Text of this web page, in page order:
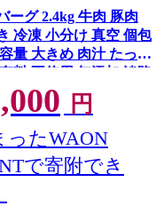
ーグ 2.4kg 牛肉 豚肉
冷凍 小分け 真空 個包
量 大きめ 肉汁 たっぷ
料 不使用 無添加 淡路
ぎ ビーフ ポーク 牛
合いびき肉 挽肉 お弁当
惣菜 晩ごはん おつま
り寄せ ごはんのお供
フト お中元 お歳暮 贈
答
円
ったWAON
で寄附でき